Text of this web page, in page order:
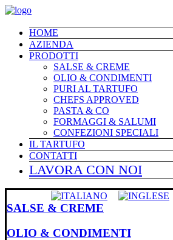
HOME
AZIENDA
PRODOTTI
SALSE & CREME
OLIO & CONDIMENTI
PURI AL TARTUFO
CHEFS APPROVED
PASTA & CO
FORMAGGI & SALUMI
CONFEZIONI SPECIALI
IL TARTUFO
CONTATTI
LAVORA CON NOI
SALSE & CREME
OLIO & CONDIMENTI